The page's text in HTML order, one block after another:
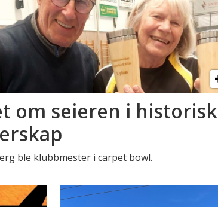
om seieren i historisk
ble klubbmester i carpet bowl.